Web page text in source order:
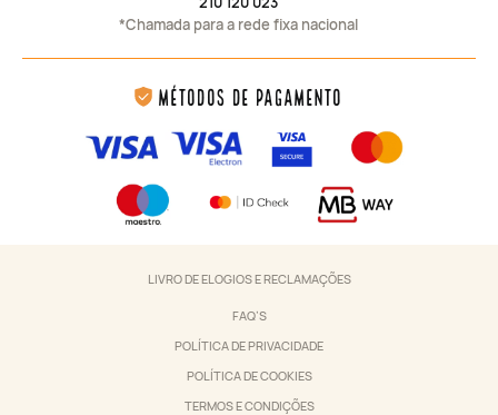
*Chamada para a rede fixa nacional
Métodos de Pagamento
LIVRO DE ELOGIOS E RECLAMAÇÕES
FAQ’S
POLÍTICA DE PRIVACIDADE
POLÍTICA DE COOKIES
TERMOS E CONDIÇÕES